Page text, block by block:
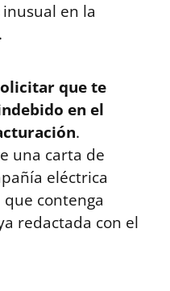
en la
que te
en el
.
una carta de
eléctrica
contenga
redactada con el